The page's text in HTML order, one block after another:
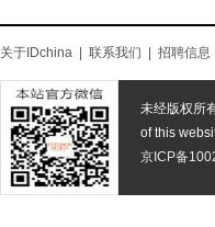
关于IDchina 联系我们 招聘信息
未经版权所
of this
京ICP备